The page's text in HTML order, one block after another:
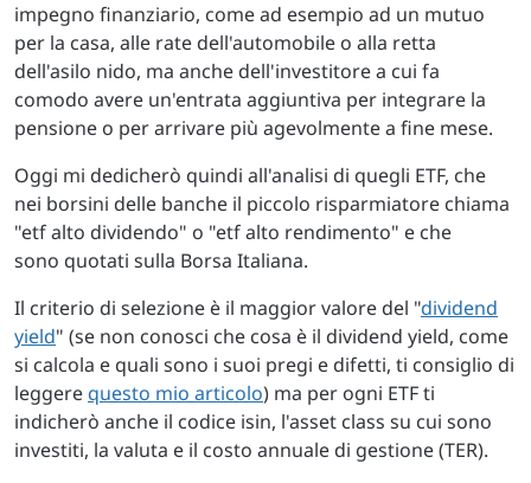
impegno finanziario, come ad esempio ad un mutuo
per la casa, alle rate dell'automobile o alla retta
dell'asilo nido, ma anche dell'investitore a cui fa
comodo avere un'entrata aggiuntiva per integrare la
pensione o per arrivare più agevolmente a fine mese.
Oggi mi dedicherò quindi all'analisi di quegli ETF, che
nei borsini delle banche il piccolo risparmiatore chiama
"etf alto dividendo" o "etf alto rendimento" e che
sono quotati sulla Borsa Italiana.
Il criterio di selezione è il maggior valore del "dividend
yield" (se non conosci che cosa è il dividend yield, come
si calcola e quali sono i suoi pregi e difetti, ti consiglio di
leggere questo mio articolo) ma per ogni ETF ti
indicherò anche il codice isin, l'asset class su cui sono
investiti, la valuta e il costo annuale di gestione (TER).